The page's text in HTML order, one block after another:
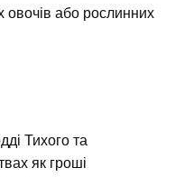
овочів або рослинних
Тихого та
як гроші